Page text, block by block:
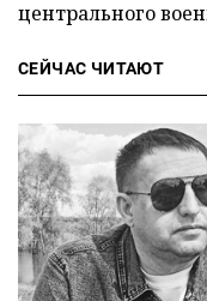
центрального
СЕЙЧАС ЧИТАЮТ